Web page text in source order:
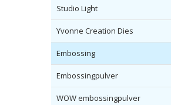
Studio Light
Yvonne Creation Dies
Embossing
Embossingpulver
WOW embossingpulver